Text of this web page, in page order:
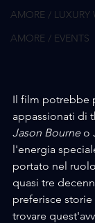
AMORE / LUXURY
AMORE / EVENTS
Il film potrebbe
appassionati di
Jason Bourne o
l'energia
portato nel
quasi tre
preferisce
trovare